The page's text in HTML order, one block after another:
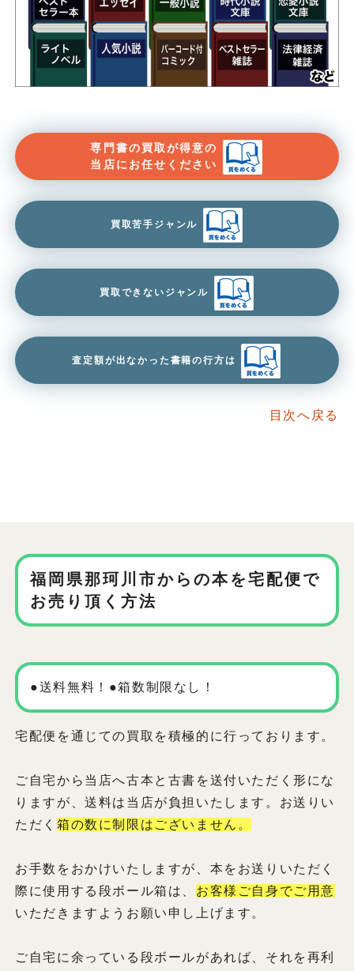
専門書の買取が得意の
当店にお任せください
買取苦手ジャンル
買取できないジャンル
査定額が出なかった書籍の行方は
目次へ戻る
福岡県那珂川市からの本を宅配便で
お売り頂く方法
●送料無料！●箱数制限なし！
宅配便を通じての買取を積極的に行っております。
ご自宅から当店へ古本と古書を送付いただく形にな
りますが、送料は当店が負担いたします。お送りい
ただく 箱の数に制限はございません。
お手数をおかけいたしますが、本をお送りいただく
際に使用する段ボール箱は、 お客様ご自身でご用意
いただきますようお願い申し上げます。
ご自宅に余っている段ボールがあれば、それを再利